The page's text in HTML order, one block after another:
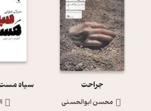
جراحت
محسن ابوالحسنی